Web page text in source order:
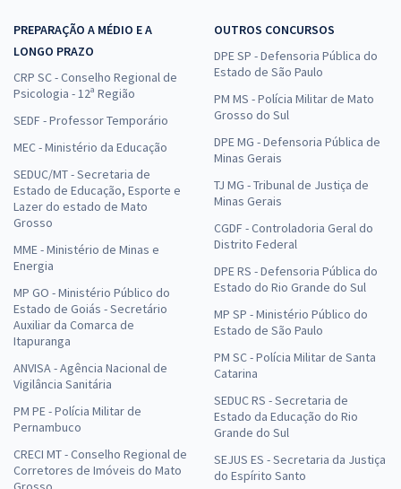
PREPARAÇÃO A MÉDIO E A
LONGO PRAZO
CRP SC - Conselho Regional de
Psicologia - 12ª Região
SEDF - Professor Temporário
MEC - Ministério da Educação
SEDUC/MT - Secretaria de
Estado de Educação, Esporte e
Lazer do estado de Mato
Grosso
MME - Ministério de Minas e
Energia
MP GO - Ministério Público do
Estado de Goiás - Secretário
Auxiliar da Comarca de
Itapuranga
ANVISA - Agência Nacional de
Vigilância Sanitária
PM PE - Polícia Militar de
Pernambuco
CRECI MT - Conselho Regional de
Corretores de Imóveis do Mato
OUTROS CONCURSOS
DPE SP - Defensoria Pública do
Estado de São Paulo
PM MS - Polícia Militar de Mato
Grosso do Sul
DPE MG - Defensoria Pública de
Minas Gerais
TJ MG - Tribunal de Justiça de
Minas Gerais
CGDF - Controladoria Geral do
Distrito Federal
DPE RS - Defensoria Pública do
Estado do Rio Grande do Sul
MP SP - Ministério Público do
Estado de São Paulo
PM SC - Polícia Militar de Santa
Catarina
SEDUC RS - Secretaria de
Estado da Educação do Rio
Grande do Sul
SEJUS ES - Secretaria da Justiça
do Espírito Santo